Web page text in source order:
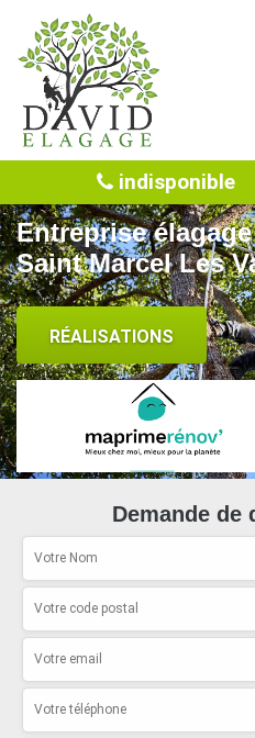
indisponible
Entreprise
Saint Marcel Les
RÉALISATIONS
Demande de